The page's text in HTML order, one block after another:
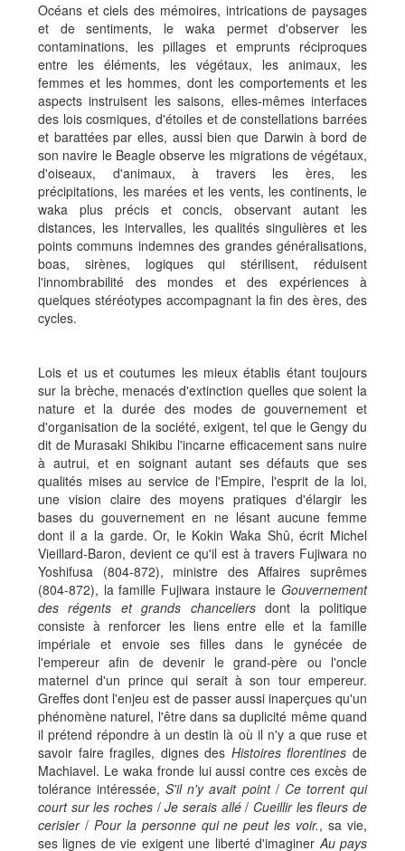
Océans et ciels des mémoires, intrications de paysages
et de sentiments, le waka permet d'observer les
contaminations, les pillages et emprunts réciproques
entre les éléments, les végétaux, les animaux, les
femmes et les hommes, dont les comportements et les
aspects instruisent les saisons, elles-mêmes interfaces
des lois cosmiques, d'étoiles et de constellations barrées
et barattées par elles, aussi bien que Darwin à bord de
son navire le Beagle observe les migrations de végétaux,
d'oiseaux, d'animaux, à travers les ères, les
précipitations, les marées et les vents, les continents, le
waka plus précis et concis, observant autant les
distances, les intervalles, les qualités singulières et les
points communs indemnes des grandes généralisations,
boas, sirènes, logiques qui stérilisent, réduisent
l'innombrabilité des mondes et des expériences à
quelques stéréotypes accompagnant la fin des ères, des
cycles.
Lois et us et coutumes les mieux établis étant toujours
sur la brèche, menacés d'extinction quelles que soient la
nature et la durée des modes de gouvernement et
d'organisation de la société, exigent, tel que le Gengy du
dit de Murasaki Shikibu l'incarne efficacement sans nuire
à autrui, et en soignant autant ses défauts que ses
qualités mises au service de l'Empire, l'esprit de la loi,
une vision claire des moyens pratiques d'élargir les
bases du gouvernement en ne lésant aucune femme
dont il a la garde. Or, le Kokin Waka Shû, écrit Michel
Vieillard-Baron, devient ce qu'il est à travers Fujiwara no
Yoshifusa (804-872), ministre des Affaires suprêmes
(804-872), la famille Fujiwara instaure le Gouvernement
des régents et grands chanceliersdont la politique
consiste à renforcer les liens entre elle et la famille
impériale et envoie ses filles dans le gynécée de
l'empereur afin de devenir le grand-père ou l'oncle
maternel d'un prince qui serait à son tour empereur.
Greffes dont l'enjeu est de passer aussi inaperçues qu'un
phénomène naturel, l'être dans sa duplicité même quand
il prétend répondre à un destin là où il n'y a que ruse et
savoir faire fragiles, dignes des Histoires florentinesde
Machiavel. Le waka fronde lui aussi contre ces excès de
tolérance intéressée,S'il n'y avait point / Ce torrent qui
court sur les roches /Je serais allé/ Cueillir les fleurs de
cerisier / Pour la personne qui ne peut les voir., sa vie,
ses lignes de vie exigent une liberté d'imaginerAu pays